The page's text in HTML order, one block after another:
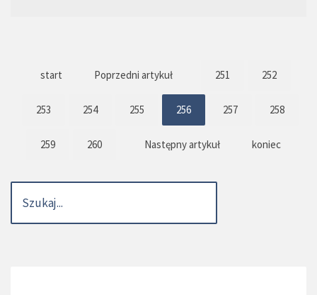
start Poprzedni artykuł 251 252
253 254 255 256 257 258
259 260 Następny artykuł koniec